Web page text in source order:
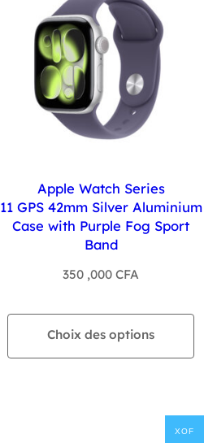
Apple Watch Series
11 GPS 42mm Silver Aluminium
Case with Purple Fog Sport
Band
350 ,000CFA
Choix des options
XOF